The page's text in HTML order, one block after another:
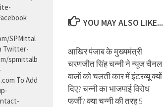
YOU MAY ALSO LIKE...
आखिर पंजाब के मुख्यमंत्री
चरणजीत सिंह चन्नी ने न्यूज चैनल
वालों को चलती कार में इंटरव्यू क्यों
दिए? चन्नी का भाजपाई विरोध
फर्जी? क्या चन्नी की तरह 5
SPMittal
Twitter-
spmittalb
To Add